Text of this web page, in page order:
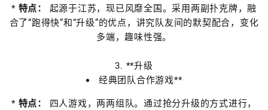
* 特点：
起源于江苏，现已风靡全国。采用两副扑克牌，融
合了“跑得快”和“升级”的优点，讲究队友间的默契配合，变化
多端，趣味性强。
3. **升级
经典团队合作游戏**
* 特点：
四人游戏，两两组队。通过抢分升级的方式进行，